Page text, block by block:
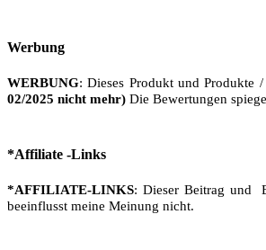
Werbung
WERBUNG: Dieses Produkt und Produkte
02/2025 nicht mehr) Die Bewertungen
*Affiliate -Links
*AFFILIATE-LINKS: Dieser Beitrag und
beeinflusst meine Meinung nicht.